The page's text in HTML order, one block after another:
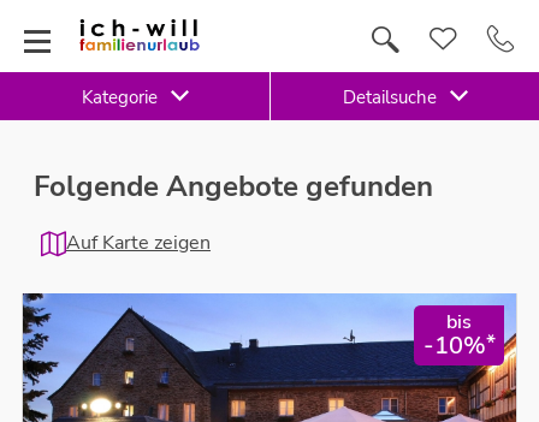
Kategorie Detailsuche
Folgende Angebote gefunden
Auf Karte zeigen
bis
-10%*